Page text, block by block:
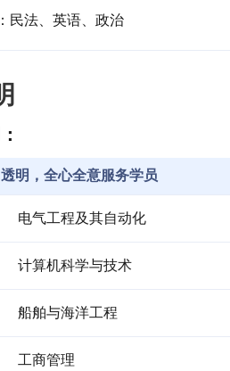
民法、英语、政治
明，全心全意服务学员
电气工程及其自动化
计算机科学与技术
船舶与海洋工程
工商管理